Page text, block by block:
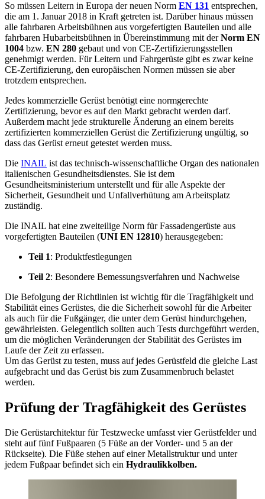
So müssen Leitern in Europa der neuen Norm EN 131 entsprechen,
die am 1. Januar 2018 in Kraft getreten ist. Darüber hinaus müssen
alle fahrbaren Arbeitsbühnen aus vorgefertigten Bauteilen und alle
fahrbaren Hubarbeitsbühnen in Übereinstimmung mit derNorm EN
1004 bzw. EN 280 gebaut und von CE-Zertifizierungsstellen
genehmigt werden. Für Leitern und Fahrgerüste gibt es zwar keine
CE-Zertifizierung, den europäischen Normen müssen sie aber
trotzdem entsprechen.
Jedes kommerzielle Gerüst benötigt eine normgerechte
Zertifizierung, bevor es auf den Markt gebracht werden darf.
Außerdem macht jede strukturelle Änderung an einem bereits
zertifizierten kommerziellen Gerüst die Zertifizierung ungültig, so
dass das Gerüst erneut getestet werden muss.
Die INAIL ist das technisch-wissenschaftliche Organ des nationalen
italienischen Gesundheitsdienstes. Sie ist dem
Gesundheitsministerium unterstellt und für alle Aspekte der
Sicherheit, Gesundheit und Unfallverhütung am Arbeitsplatz
zuständig.
Die INAIL hat eine zweiteilige Norm für Fassadengerüste aus
vorgefertigten Bauteilen (UNI EN 12810) herausgegeben:
Teil 1: Produktfestlegungen
Teil 2: Besondere Bemessungsverfahren und Nachweise
Die Befolgung der Richtlinien ist wichtig für die Tragfähigkeit und
Stabilität eines Gerüstes, die die Sicherheit sowohl für die Arbeiter
als auch für die Fußgänger, die unter dem Gerüst hindurchgehen,
gewährleisten. Gelegentlich sollten auch Tests durchgeführt werden,
um die möglichen Veränderungen der Stabilität des Gerüstes im
Laufe der Zeit zu erfassen.
Um das Gerüst zu testen, muss auf jedes Gerüstfeld die gleiche Last
aufgebracht und das Gerüst bis zum Zusammenbruch belastet
werden.
Prüfung der Tragfähigkeit des Gerüstes
Die Gerüstarchitektur für Testzwecke umfasst vier Gerüstfelder und
steht auf fünf Fußpaaren (5 Füße an der Vorder- und 5 an der
Rückseite). Die Füße stehen auf einer Metallstruktur und unter
jedem Fußpaar befindet sich ein Hydraulikkolben.